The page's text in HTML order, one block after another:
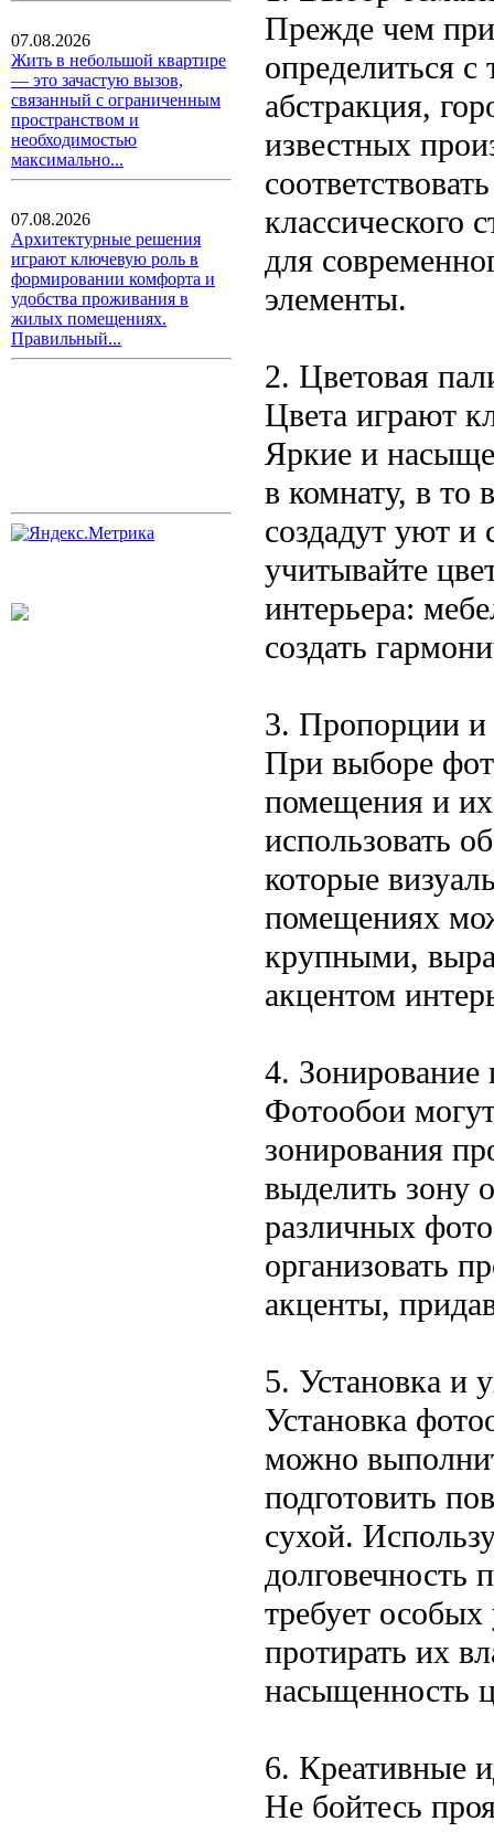
07.08.2026
Жить в небольшой квартире
— это зачастую вызов,
связанный с ограниченным
пространством и
необходимостью
максимально...
07.08.2026
Архитектурные решения
играют ключевую роль в
формировании комфорта и
удобства проживания в
жилых помещениях.
Правильный...
Прежде чем
определиться
абстракция,
известных
классического
для
элементы.
2. Цветовая
Цвета играют
Яркие и
в комнату, в то
создадут уют и
учитывайте
интерьера:
создать
3. Пропорции и
При выборе
помещения и
использовать
которые
помещениях
крупными,
акцентом
4. Зонирование
Фотообои
зонирования
выделить зону
различных
организовать
акценты,
5. Установка и
Установка
можно
подготовить
сухой.
долговечность
требует
протирать их
насыщенность
6. Креативные
Не бойтесь